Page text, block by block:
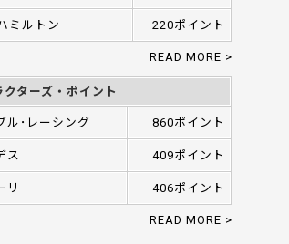
ミルトン 220ポイント
READ MORE >
ターズ・ポイント
ル･レーシング 860ポイント
ス 409ポイント
リ 406ポイント
READ MORE >